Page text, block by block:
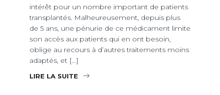
intérêt pour un nombre important de patients
transplantés. Malheureusement, depuis plus
de 5 ans, une pénurie de ce médicament limite
son accès aux patients qui en ont besoin,
oblige au recours à d’autres traitements moins
adaptés, et […]
LIRE LA SUITE